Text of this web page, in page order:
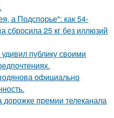
а Подспорье": как 54-
сбросила 25 кг без иллюзий
публику своими
официально
премии телеканала